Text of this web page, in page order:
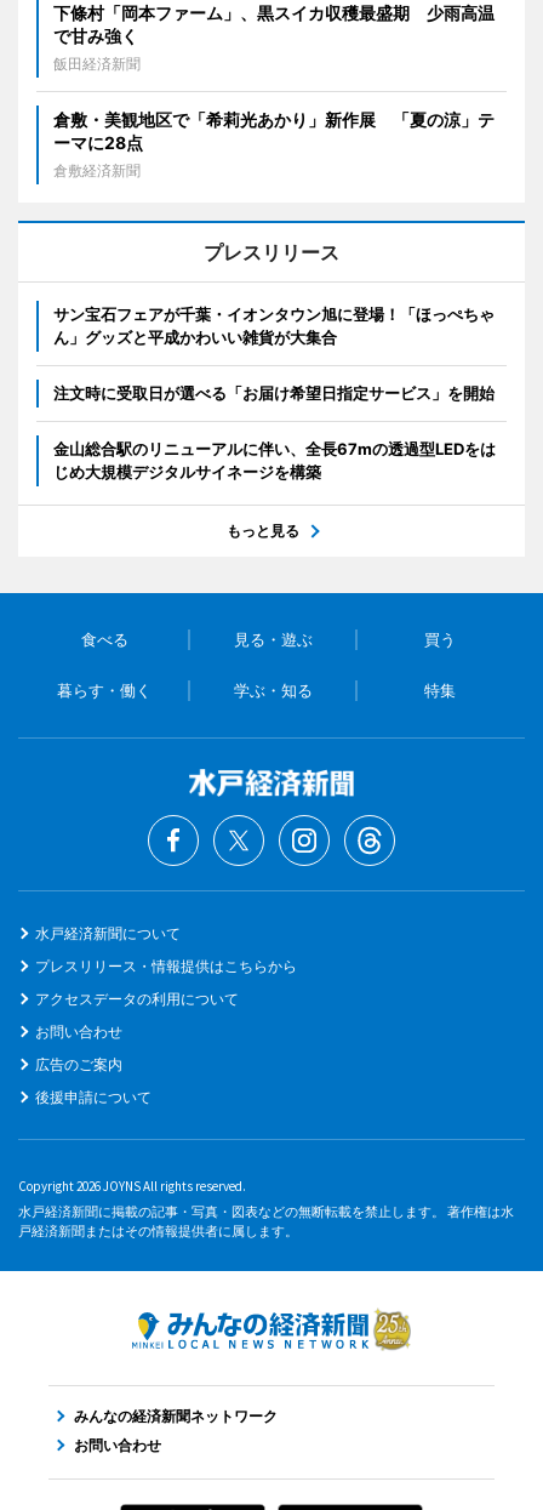
下條村「岡本ファーム」、黒スイカ収穫最盛期 少雨高温
で甘み強く
飯田経済新聞
倉敷・美観地区で「希莉光あかり」新作展 「夏の涼」テ
ーマに28点
倉敷経済新聞
プレスリリース
サン宝石フェアが千葉・イオンタウン旭に登場！「ほっぺちゃ
ん」グッズと平成かわいい雑貨が大集合
注文時に受取日が選べる「お届け希望日指定サービス」を開始
金山総合駅のリニューアルに伴い、全長67mの透過型LEDをは
じめ大規模デジタルサイネージを構築
もっと見る
食べる 見る・遊ぶ 買う
暮らす・働く 学ぶ・知る 特集
水戸経済新聞について
プレスリリース・情報提供はこちらから
アクセスデータの利用について
お問い合わせ
広告のご案内
後援申請について
Copyright 2026 JOYNS All rights reserved.
水戸経済新聞に掲載の記事・写真・図表などの無断転載を禁止します。 著作権は水
戸経済新聞またはその情報提供者に属します。
みんなの経済新聞ネットワーク
お問い合わせ